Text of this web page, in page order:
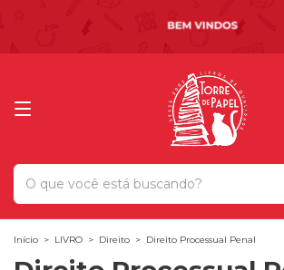
Início > LIVRO > Direito > Direito Processual Penal